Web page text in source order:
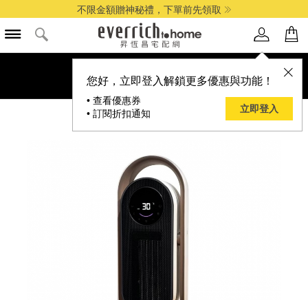
不限金額贈神秘禮，下單前先領取
您好，立即登入解鎖更多優惠與功能！
• 查看優惠券
• 訂閱折扣通知
立即登入